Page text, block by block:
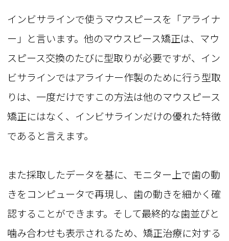
インビサラインで使うマウスピースを「アライナ
ー」と言います。他のマウスピース矯正は、マウ
スピース交換のたびに型取りが必要ですが、イン
ビサラインではアライナー作製のために行う型取
りは、一度だけですこの方法は他のマウスピース
矯正にはなく、インビサラインだけの優れた特徴
であると言えます。
また採取したデータを基に、モニター上で歯の動
きをコンピュータで再現し、歯の動きを細かく確
認することができます。そして最終的な歯並びと
噛み合わせも表示されるため、矯正治療に対する